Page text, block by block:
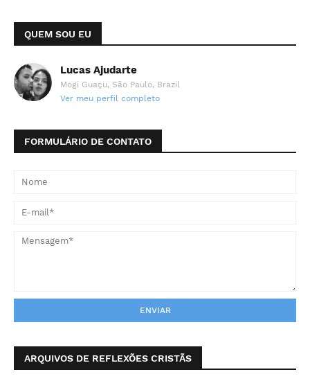
QUEM SOU EU
Lucas Ajudarte
Mogi Guaçu, São Paulo, Brazil
Ver meu perfil completo
FORMULÁRIO DE CONTATO
ARQUIVOS DE REFLEXÕES CRISTÃS